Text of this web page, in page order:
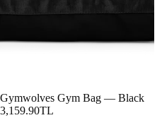
Gymwolves Gym Bag — Black
3,159.90TL